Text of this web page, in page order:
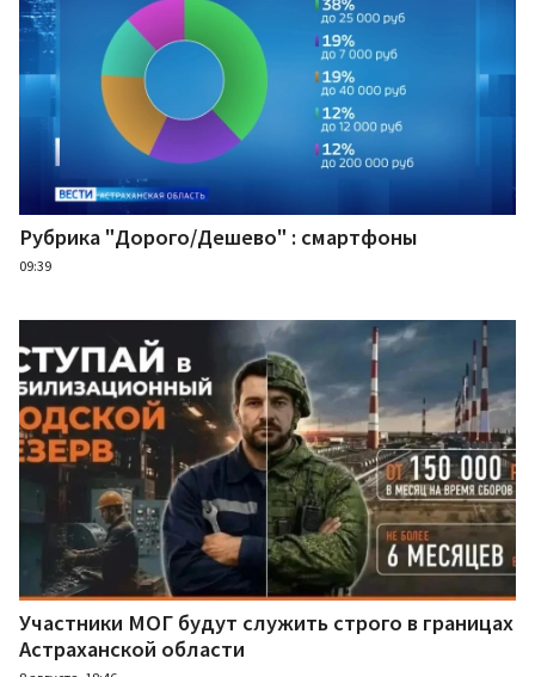
Рубрика "Дорого/Дешево" : смартфоны
09:39
Участники МОГ будут служить строго в границах
Астраханской области